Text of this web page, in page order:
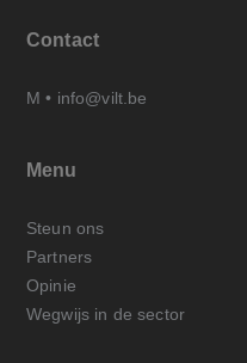
Contact
M • info@vilt.be
Menu
Steun ons
Partners
Opinie
Wegwijs in de sector